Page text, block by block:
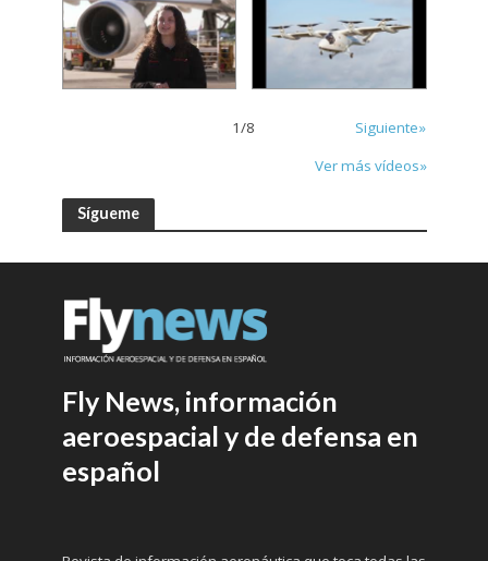
1/8
Siguiente»
Ver más vídeos»
Sígueme
Fly News, información
aeroespacial y de defensa en
español